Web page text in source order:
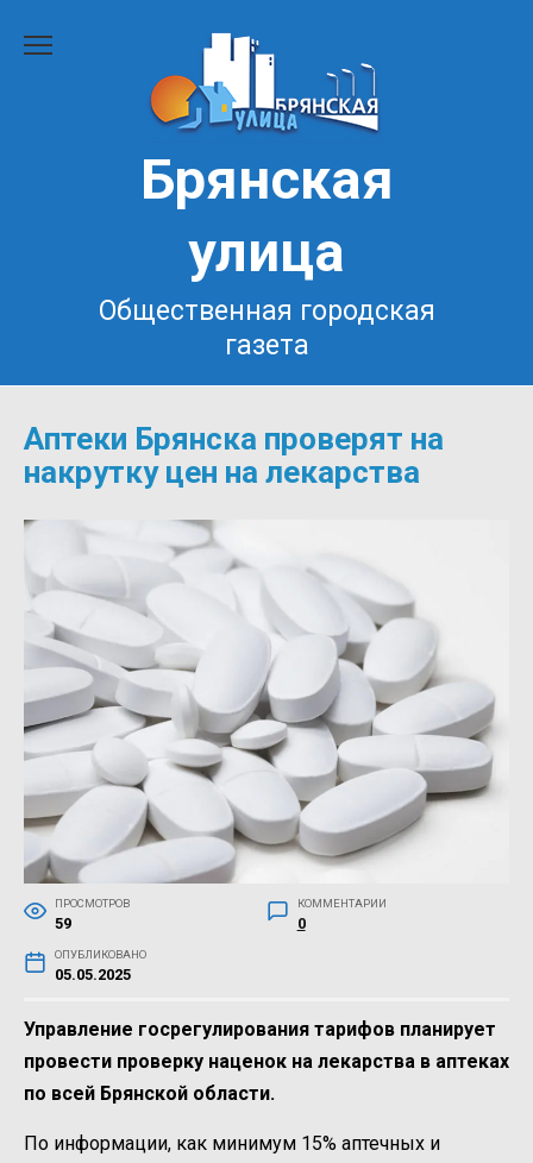
Брянская
улица
Общественная городская
газета
Аптеки Брянска проверят на
накрутку цен на лекарства
ПРОСМОТРОВ
59
КОММЕНТАРИИ
0
ОПУБЛИКОВАНО
05.05.2025
Управление госрегулирования тарифов планирует
провести проверку наценок на лекарства в аптеках
по всей Брянской области.
По информации, как минимум 15% аптечных и